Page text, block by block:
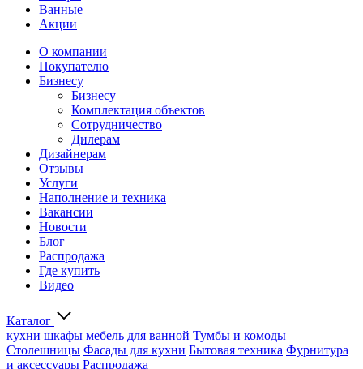
Ванные
Акции
О компании
Покупателю
Бизнесу
Бизнесу
Комплектация объектов
Сотрудничество
Дилерам
Дизайнерам
Отзывы
Услуги
Наполнение и техника
Вакансии
Новости
Блог
Распродажа
Где купить
Видео
Каталог
кухни шкафы мебель для ванной Тумбы и комоды
Столешницы Фасады для кухни Бытовая техника Фурнитура
и аксессуары Распродажа